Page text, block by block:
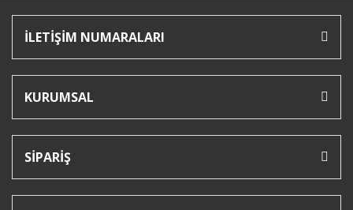
Yorum Yaz
İLETİŞİM NUMARALARI
KURUMSAL
SİPARİŞ